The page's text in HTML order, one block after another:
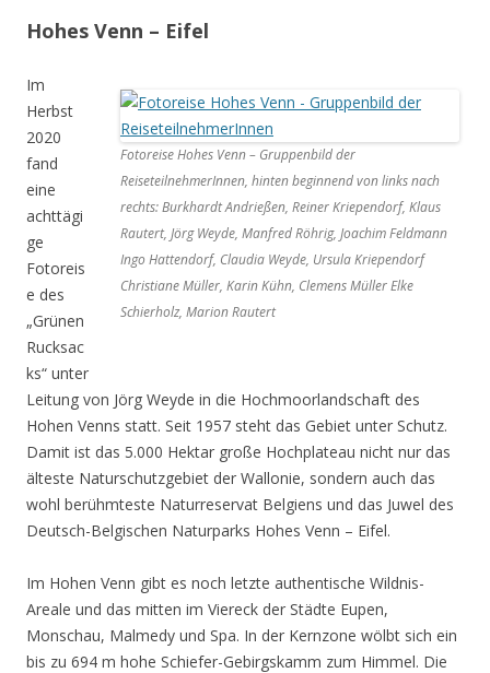
Hohes Venn – Eifel
Fotoreise Hohes Venn – Gruppenbild der
ReiseteilnehmerInnen, hinten beginnend von links nach
rechts: Burkhardt Andrießen, Reiner Kriependorf, Klaus
Rautert, Jörg Weyde, Manfred Röhrig, Joachim Feldmann
Ingo Hattendorf, Claudia Weyde, Ursula Kriependorf
Christiane Müller, Karin Kühn, Clemens Müller Elke
Schierholz, Marion Rautert
Im
Herbst
2020
fand
eine
achttägi
ge
Fotoreis
e des
„Grünen
Rucksac
ks“ unter
Leitung von Jörg Weyde in die Hochmoorlandschaft des
Hohen Venns statt. Seit 1957 steht das Gebiet unter Schutz.
Damit ist das 5.000 Hektar große Hochplateau nicht nur das
älteste Naturschutzgebiet der Wallonie, sondern auch das
wohl berühmteste Naturreservat Belgiens und das Juwel des
Deutsch-Belgischen Naturparks Hohes Venn – Eifel.
Im Hohen Venn gibt es noch letzte authentische Wildnis-
Areale und das mitten im Viereck der Städte Eupen,
Monschau, Malmedy und Spa. In der Kernzone wölbt sich ein
bis zu 694 m hohe Schiefer-Gebirgskamm zum Himmel. Die